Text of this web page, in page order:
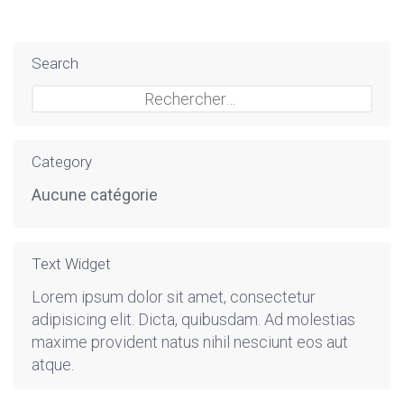
Search
Category
Aucune catégorie
Text Widget
Lorem ipsum dolor sit amet, consectetur
adipisicing elit. Dicta, quibusdam. Ad molestias
maxime provident natus nihil nesciunt eos aut
atque.